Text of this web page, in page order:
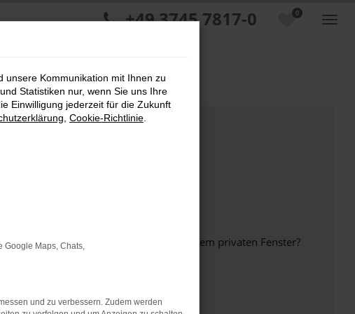
0
+49 3745 7817-0
in einem anderen Browser oder in einem privaten Fenster?
unsere Kommunikation mit Ihnen zu
Statistiken nur, wenn Sie uns Ihre
Einwilligung jederzeit für die Zukunft
Cookie-Richtlinie
Google Maps, Chats,
und zu verbessern. Zudem werden